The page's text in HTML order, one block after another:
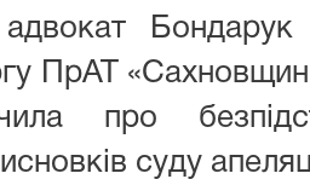
ПрАТ
про
суду